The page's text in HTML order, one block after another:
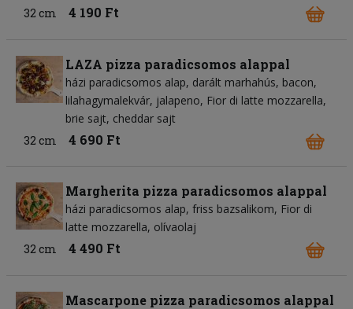
32 cm
4 190 Ft
LAZA pizza paradicsomos alappal
házi paradicsomos alap darált marhahús bacon
lilahagymalekvár jalapeno Fior di latte mozzarella
brie sajt cheddar sajt
32 cm
4 690 Ft
Margherita pizza paradicsomos alappal
házi paradicsomos alap friss bazsalikom Fior di
latte mozzarella olívaolaj
32 cm
4 490 Ft
Mascarpone pizza paradicsomos alappal